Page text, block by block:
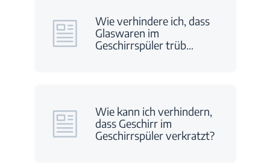
Wie verhindere ich, dass
Glaswaren im
Geschirrspüler trüb…
Wie kann ich verhindern,
dass Geschirr im
Geschirrspüler verkratzt?